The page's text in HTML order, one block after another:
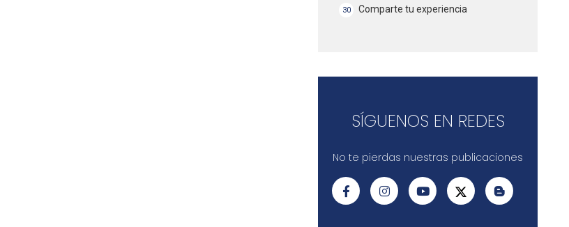
30 Comparte tu experiencia
SÍGUENOS EN REDES
No te pierdas nuestras publicaciones